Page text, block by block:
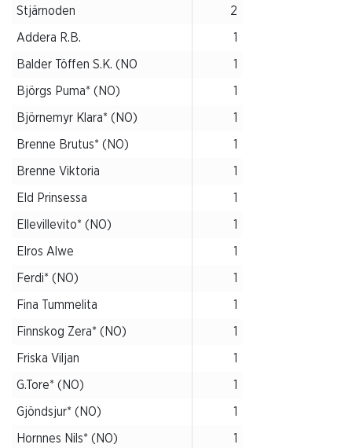
Stjärnoden 2
Addera R.B. 1
Balder Töffen S.K. (NO 1
Björgs Puma* (NO) 1
Björnemyr Klara* (NO) 1
Brenne Brutus* (NO) 1
Brenne Viktoria 1
Eld Prinsessa 1
Ellevillevito* (NO) 1
Elros Alwe 1
Ferdi* (NO) 1
Fina Tummelita 1
Finnskog Zera* (NO) 1
Friska Viljan 1
G.Tore* (NO) 1
Gjöndsjur* (NO) 1
Hornnes Nils* (NO) 1